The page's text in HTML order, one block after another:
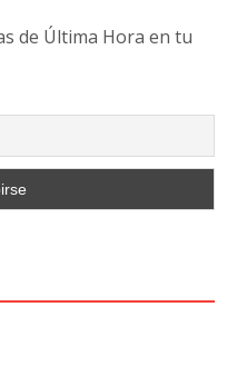
de Última Hora en tu